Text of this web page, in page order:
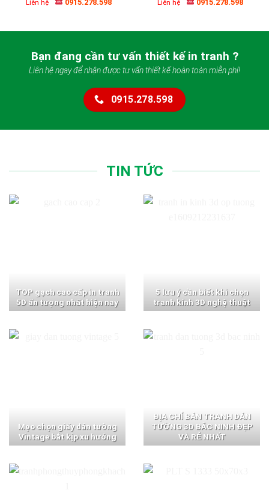
Liên hệ 0915.278.598 Liên hệ 0915.278.598
Bạn đang cần tư vấn thiết kế in tranh ?
Liên hệ ngay để nhận được tư vấn thiết kế hoàn toàn miễn phí!
0915.278.598
TIN TỨC
TOP gạch cao cấp in tranh
5D ấn tượng nhất hiện nay
5 lưu ý cần biết khi chọn
tranh kính 3D nghệ thuật
Mẹo chọn giấy dán tường
Vintage bắt kịp xu hướng
ĐỊA CHỈ BÁN TRANH DÁN
TƯỜNG 3D BẮC NINH ĐẸP
VÀ RẺ NHẤT